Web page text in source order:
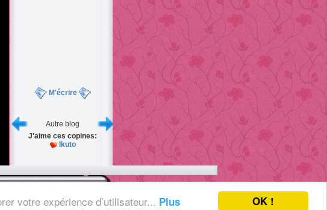
OK !
votre expérience d’utilisateur... Plus
M'écrire
Autre blog
J'aime ces copines:
Ikuto